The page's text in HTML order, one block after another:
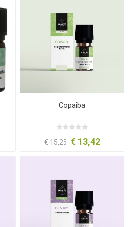
Copaiba
€ 15,25 € 13,42